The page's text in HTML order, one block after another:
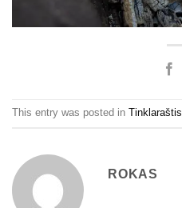
This entry was posted in Tinklaraštis
ROKAS